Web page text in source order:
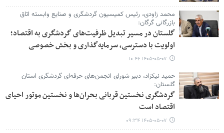
محمد زاودی، رئیس کمیسیون گردشگری و صنایع وابسته اتاق
بازرگانی گرگان:
گلستان در مسیر تبدیل ظرفیت‌های گردشگری به اقتصاد؛
اولویت با دسترسی، سرمایه‌گذاری و بخش خصوصی
۱۴۰۵-۰۵-۰۷ ۱۰:۴۶
حمید نیکزاد، دبیر شورای انجمن‌های حرفه‌ای گردشگری استان
گلستان:
گردشگری نخستین قربانی بحران‌ها و نخستین موتور احیای
اقتصاد است
۱۴۰۵-۰۵-۰۷ ۰۹:۳۴